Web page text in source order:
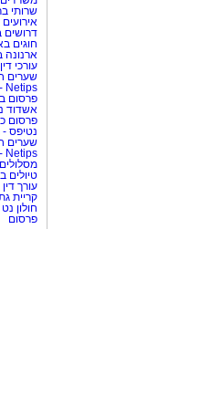
שרותי
חוגים
ארנונה
עורכי
שערים
Netips -רשת חברתית לחכמת ההמונים
פרסום
אשדוד
פרסום
נטיפס
שערים
Netips -רשת חברתית לחכמת ההמונים
טיולים
עורך
קריית
חולון נט
פרסום